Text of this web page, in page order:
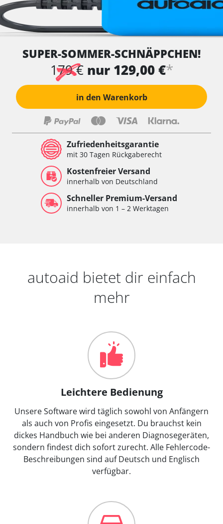
SUPER-SOMMER-SCHNÄPPCHEN!
179 € nur 129,00 €*
in den Warenkorb
Zufriedenheitsgarantie
mit 30 Tagen Rückgaberecht
Kostenfreier Versand
innerhalb von Deutschland
Schneller Premium-Versand
innerhalb von 1 – 2 Werktagen
autoaid bietet dir einfach
mehr
Leichtere Bedienung
Unsere Software wird täglich sowohl von Anfängern
als auch von Profis eingesetzt. Du brauchst kein
dickes Handbuch wie bei anderen Diagnosegeräten,
sondern findest dich sofort zurecht. Alle Fehlercode-
Beschreibungen sind auf Deutsch und Englisch
verfügbar.